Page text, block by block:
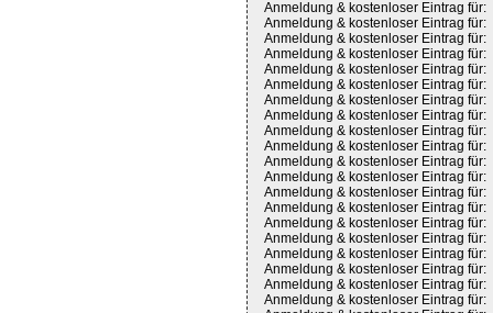
Anmeldung & kostenloser Eintrag für:
Anmeldung & kostenloser Eintrag für:
Anmeldung & kostenloser Eintrag für:
Anmeldung & kostenloser Eintrag für:
Anmeldung & kostenloser Eintrag für:
Anmeldung & kostenloser Eintrag für:
Anmeldung & kostenloser Eintrag für:
Anmeldung & kostenloser Eintrag für:
Anmeldung & kostenloser Eintrag für:
Anmeldung & kostenloser Eintrag für:
Anmeldung & kostenloser Eintrag für:
Anmeldung & kostenloser Eintrag für:
Anmeldung & kostenloser Eintrag für:
Anmeldung & kostenloser Eintrag für:
Anmeldung & kostenloser Eintrag für:
Anmeldung & kostenloser Eintrag für:
Anmeldung & kostenloser Eintrag für:
Anmeldung & kostenloser Eintrag für:
Anmeldung & kostenloser Eintrag für:
Anmeldung & kostenloser Eintrag für: